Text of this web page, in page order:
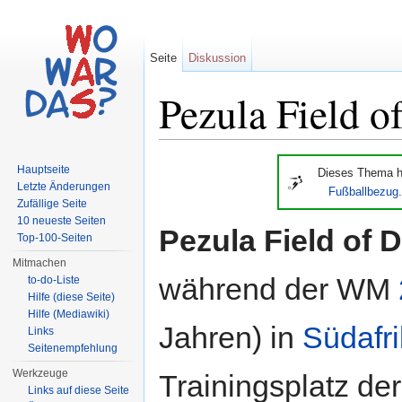
Pezula Field
Dieses Thema
Fußballbezug.
Pezula Field of
während der WM
Jahren) in
Trainingsplatz der
Seite Diskussion
Hauptseite
Letzte Änderungen
Zufällige Seite
10 neueste Seiten
Top-100-Seiten
Mitmachen
to-do-Liste
Hilfe (diese Seite)
Hilfe (Mediawiki)
Links
Seitenempfehlung
Werkzeuge
Links auf diese Seite